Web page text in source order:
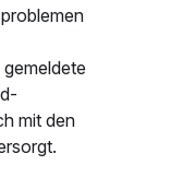
mit den